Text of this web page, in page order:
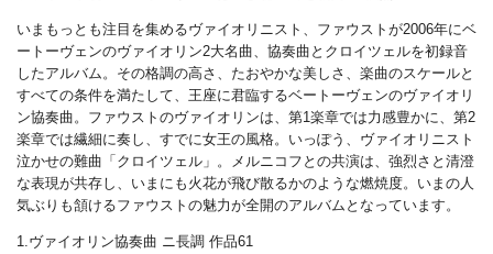
いまもっとも注目を集めるヴァイオリニスト、ファウストが2006年にベ
ートーヴェンのヴァイオリン2大名曲、協奏曲とクロイツェルを初録音
したアルバム。その格調の高さ、たおやかな美しさ、楽曲のスケールと
すべての条件を満たして、王座に君臨するベートーヴェンのヴァイオリ
ン協奏曲。ファウストのヴァイオリンは、第1楽章では力感豊かに、第2
楽章では繊細に奏し、すでに女王の風格。いっぽう、ヴァイオリニスト
泣かせの難曲「クロイツェル」。メルニコフとの共演は、強烈さと清澄
な表現が共存し、いまにも火花が飛び散るかのような燃焼度。いまの人
気ぶりも頷けるファウストの魅力が全開のアルバムとなっています。
1.ヴァイオリン協奏曲 ニ長調 作品61